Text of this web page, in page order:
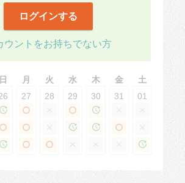
ログインする
ウントをお持ちでない方
日 月 火 水 木 金 土
27 28 29 30 31 01